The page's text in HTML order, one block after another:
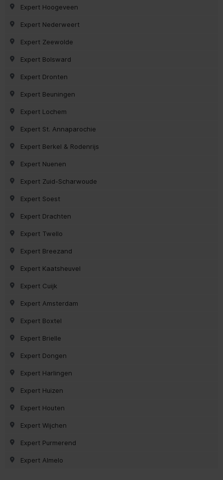
Expert Hoogeveen
Expert Nederweert
Expert Zeewolde
Expert Bolsward
Expert Dronten
Expert Beuningen
Expert Lochem
Expert St. Annaparochie
Expert Berkel & Rodenrijs
Expert Nuenen
Expert Zuid-Scharwoude
Expert Soest
Expert Drachten
Expert Twello
Expert Breezand
Expert Kaatsheuvel
Expert Cuijk
Expert Amsterdam
Expert Boxtel
Expert Brielle
Expert Dongen
Expert Harlingen
Expert Huizen
Expert Houten
Expert Wijchen
Expert Purmerend
Expert Almelo